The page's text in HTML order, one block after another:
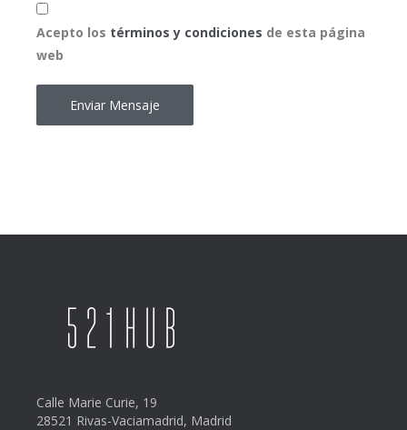
Acepto
Acepto los términos y condiciones de esta página
web
Calle Marie Curie, 19
28521 Rivas-Vaciamadrid, Madrid